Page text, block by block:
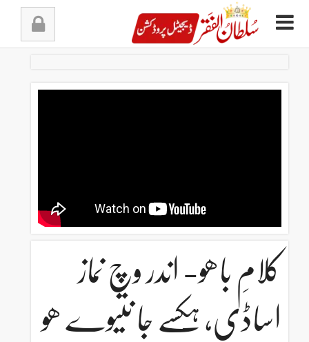
کلامِ باھو- اندر وچ نماز
اساڈی، ہکسے جا نتیوے ھو